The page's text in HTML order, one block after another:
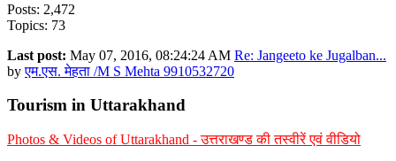
Posts: 2,472
Topics: 73
Last post: May 07, 2016, 08:24:24 AM Re: Jangeeto ke Jugalban...
byएम.एस. मेहता /M S Mehta 9910532720
Tourism in Uttarakhand
Photos & Videos of Uttarakhand - उत्तराखण्ड की तस्वीरें एवं वीडियो